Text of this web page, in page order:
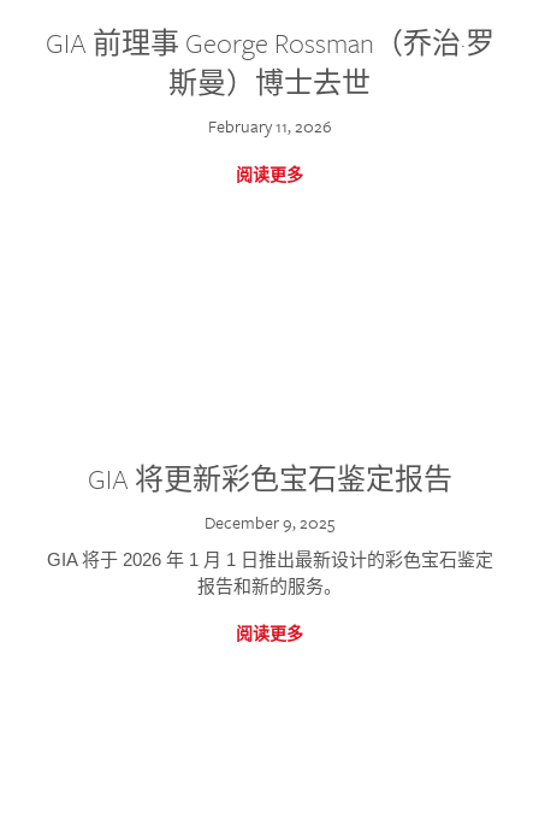
GIA 前理事 George Rossman（乔治·罗
斯曼）博士去世
February 11, 2026
阅读更多
GIA 将更新彩色宝石鉴定报告
December 9, 2025
GIA 将于 2026 年 1 月 1 日推出最新设计的彩色宝石鉴定
报告和新的服务。
阅读更多